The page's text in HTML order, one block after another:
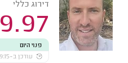
דירוג כללי
9.97
פנוי היום
עודכן ב-09:15